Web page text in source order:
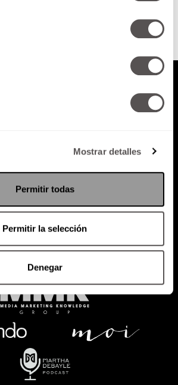
Mostrar detalles
Permitir todas
Permitir la selección
Denegar
Política de Privacidad
RADIO MARTHA EVENTOS
SACA TU ID